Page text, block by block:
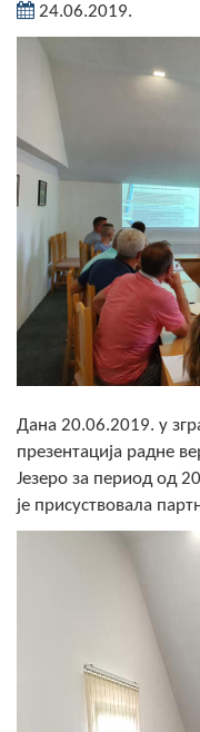
Фотогалерија
Замјеник
Извјештај о
Статут
Скупштинско
Службени
Активности
Јавни позиви
24.06.2019.
Дана 20.06.2019. у
презентација радне
Језеро за период од
је присуствовала